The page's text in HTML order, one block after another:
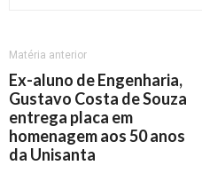
Matéria anterior
Ex-aluno de Engenharia,
Gustavo Costa de Souza
entrega placa em
homenagem aos 50 anos
da Unisanta